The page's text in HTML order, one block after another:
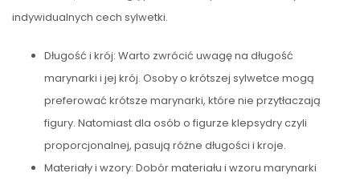
indywidualnych cech sylwetki.
Długość i krój: Warto zwrócić uwagę na długość
marynarki i jej krój. Osoby o krótszej sylwetce mogą
preferować krótsze marynarki, które nie przytłaczają
figury. Natomiast dla osób o figurze klepsydry czyli
proporcjonalnej, pasują różne długości i kroje.
Materiały i wzory: Dobór materiału i wzoru marynarki